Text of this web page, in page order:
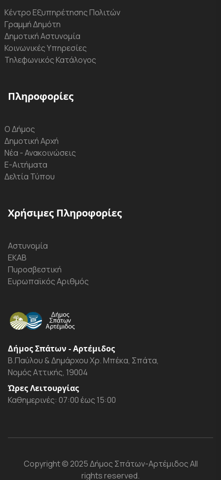
Κέντρο Εξυπηρέτησης Πολιτών
Γραμμή Δημότη
Δημοτική Αστυνομία
Κοινωνικές Υπηρεσίες
Τηλεφωνικός Κατάλογος
Πληροφορίες
Ο Δήμος
Δημοτική Αρχή
Νέα - Ανακοινώσεις
Ε-Αιτήματα
Δελτία Τύπου
Χρήσιμες Πληροφορίες
Αστυνομία
ΕΚΑΒ
Πυροσβεστική
Ευρωπαϊκός Αριθμός
Δήμος Σπάτων - Αρτέμιδος
Β.Παύλου & Δημάρχου Χρ. Μπέκα, Σπάτα,
Νομός Αττικής, 19004
Ώρες Λειτουργίας
Καθημερινές: 07:00 έως 15:00
Copyright© 2025 Δήμος Σπάτων-ΑρτέμιδοςAll
rights reserved.